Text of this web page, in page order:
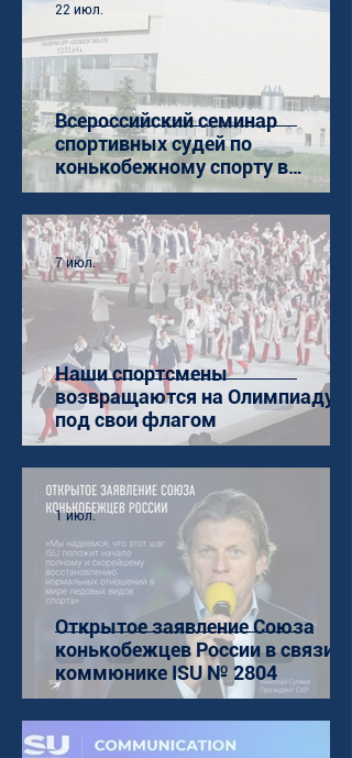
Всероссийский семинар
спортивных судей по
конькобежному спорту в
Коломне
22 июл.
Наши спортсмены
возвращаются на Олимпиаду
под свои флагом
7 июл.
Открытое заявление Союза
конькобежцев России в связи с
коммюнике ISU № 2804
1 июл.